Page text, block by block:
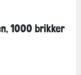
1000 brikker